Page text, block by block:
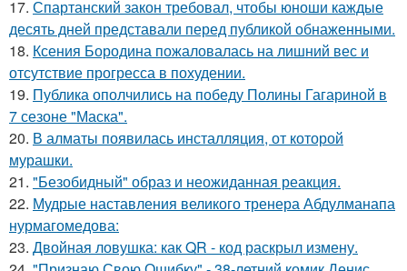
17. Спартанский закон требовал, чтобы юноши каждые
десять дней представали перед публикой обнаженными.
18. Ксения Бородина пожаловалась на лишний вес и
отсутствие прогресса в похудении.
19. Публика ополчились на победу Полины Гагариной в
7 сезоне "Маска".
20. В алматы появилась инсталляция, от которой
мурашки.
21. "Безобидный" образ и неожиданная реакция.
22. Мудрые наставления великого тренера Абдулманапа
нурмагомедова:
23. Двойная ловушка: как QR - код раскрыл измену.